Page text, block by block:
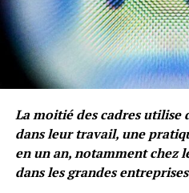
La moitié des cadres utilise
dans leur travail, une
en un an, notamment chez
dans les grandes